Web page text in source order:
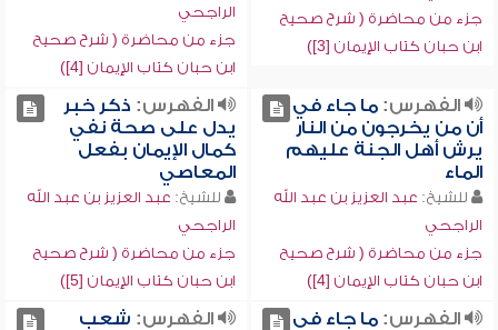
جزء من محاضرة ( شرح صحيح
ابن حبان كتاب الإيمان [3])
الراجحي
جزء من محاضرة ( شرح صحيح
ابن حبان كتاب الإيمان [4])
الفهرس:ما جاء في
أن من يخرجون من النار
يرش أهل الجنة عليهم
الماء
للشيخ: عبد العزيز بن عبد الله
الراجحي
جزء من محاضرة ( شرح صحيح
ابن حبان كتاب الإيمان [4])
الفهرس: ذكر خبر
يدل على صحة نفي
كمال الإيمان بفعل
المعاصي
للشيخ: عبد العزيز بن عبد الله
الراجحي
جزء من محاضرة ( شرح صحيح
ابن حبان كتاب الإيمان [5])
الفهرس:ما جاء في
الفهرس: شعب